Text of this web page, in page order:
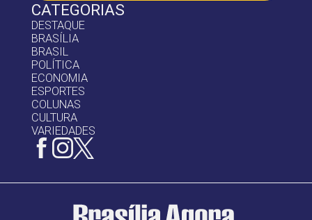
CATEGORIAS
DESTAQUE
BRASÍLIA
BRASIL
POLÍTICA
ECONOMIA
ESPORTES
COLUNAS
CULTURA
VARIEDADES